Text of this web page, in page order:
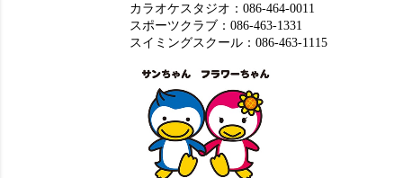
カラオケスタジオ：086-464-0011
スポーツクラブ：086-463-1331
スイミングスクール：086-463-1115